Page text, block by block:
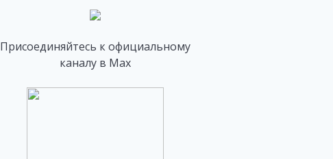
Присоединяйтесь к официальному
каналу в Max